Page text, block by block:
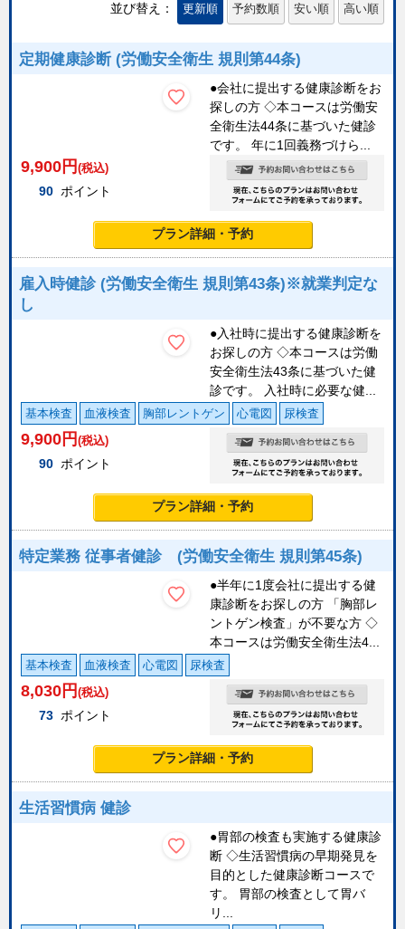
並び替え： 更新順 予約数順 安い順 高い順
定期健康診断 (労働安全衛生 規則第44条)
●会社に提出する健康診断をお
探しの方 ◇本コースは労働安
全衛生法44条に基づいた健診
です。 年に1回義務づけら...
9,900 円 (税込)
90 ポイント
プラン詳細・予約
雇入時健診 (労働安全衛生 規則第43条)※就業判定な
し
●入社時に提出する健康診断を
お探しの方 ◇本コースは労働
安全衛生法43条に基づいた健
診です。 入社時に必要な健...
基本検査 血液検査 胸部レントゲン 心電図 尿検査
9,900 円 (税込)
90 ポイント
プラン詳細・予約
特定業務 従事者健診 (労働安全衛生 規則第45条)
●半年に1度会社に提出する健
康診断をお探しの方 「胸部レ
ントゲン検査」が不要な方 ◇
本コースは労働安全衛生法4...
基本検査 血液検査 心電図 尿検査
8,030 円 (税込)
73 ポイント
プラン詳細・予約
生活習慣病 健診
●胃部の検査も実施する健康診
断 ◇生活習慣病の早期発見を
目的とした健康診断コースで
す。 胃部の検査として胃バ
リ...